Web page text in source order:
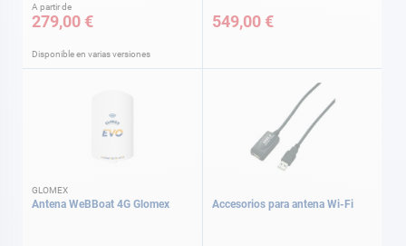
A partir de
279,00 €
Disponible en varias versiones
549,00 €
GLOMEX
Antena WeBBoat 4G Glomex Accesorios para antena Wi-Fi